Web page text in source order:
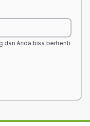
dan Anda bisa berhenti